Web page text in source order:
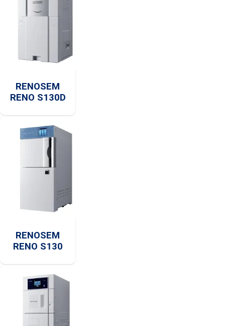
RENOSEM
RENO S130D
RENOSEM
RENO S130